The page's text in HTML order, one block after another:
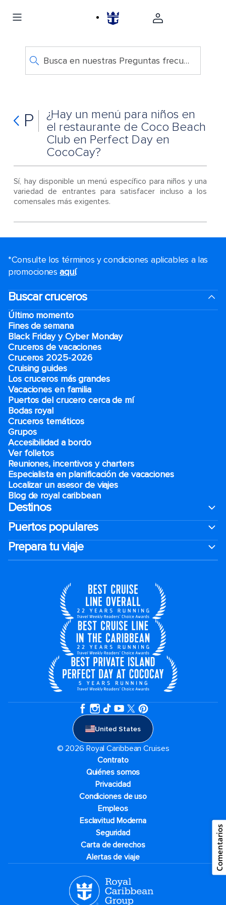
Busca en nuestras Preguntas frecuentes
P
¿Hay un menú para niños en
el restaurante de Coco Beach
Club en Perfect Day en
CocoCay?
Sí, hay disponible un menú específico para niños y una
variedad de entrantes para satisfacer incluso a los
comensales más exigentes.
*Consulte los términos y condiciones aplicables a las
promocionesaquí.
Buscar cruceros
Último momento
Fines de semana
Black Friday y Cyber Monday
Cruceros de vacaciones
Cruceros 2025-2026
Cruising guides
Los cruceros más grandes
Vacaciones en familia
Puertos del crucero cerca de mí
Bodas royal
Cruceros temáticos
Grupos
Accesibilidad a bordo
Ver folletos
Reuniones, incentivos y charters​
Especialista en planificación de vacaciones
Localizar un asesor de viajes
Blog de royal caribbean
Destinos
Puertos populares
Prepara tu viaje
United States
© 2026 Royal Caribbean Cruises
Contrato
Quiénes somos
Privacidad
Condiciones de uso
Empleos
Esclavitud Moderna
Seguridad
Carta de derechos
Alertas de viaje
Comentarios